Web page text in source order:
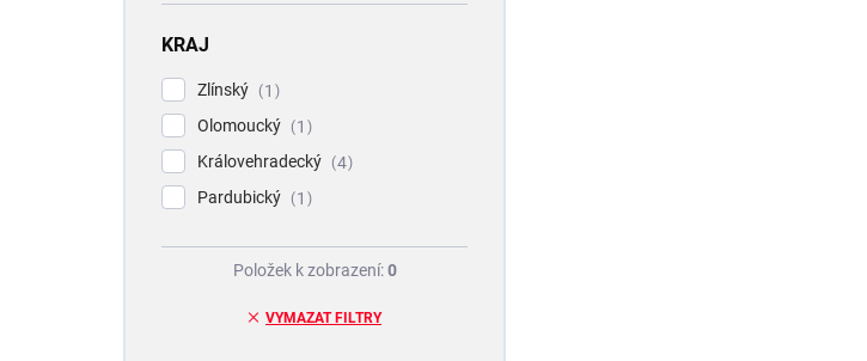
KRAJ
Zlínský
1
Olomoucký
1
Královehradecký
4
Pardubický
1
VYMAZAT FILTRY
Položek k zobrazení:0